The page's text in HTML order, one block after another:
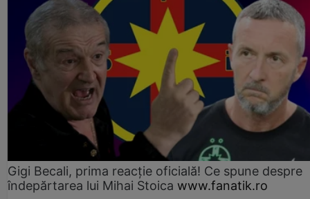
Gigi Becali, prima reacție oficială! Ce spune despre
îndepărtarea lui Mihai Stoica www.fanatik.ro